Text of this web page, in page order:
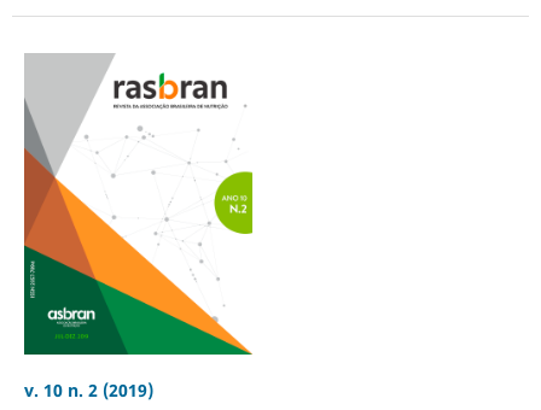
v. 10 n. 2 (2019)